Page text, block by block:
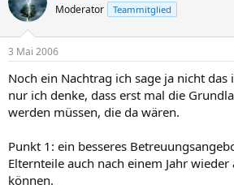
Moderator Teammitglied
3 Mai 2006
Noch ein Nachtrag ich sage ja nicht das
nur ich denke, dass erst mal die
werden müssen, die da wären.
Punkt 1: ein besseres
Elternteile auch nach einem Jahr
können.